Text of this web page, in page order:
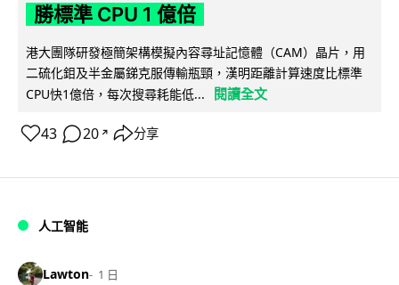
勝標準 CPU 1 億倍
港大團隊研發極簡架構模擬內容尋址記憶體（CAM）晶片，用
二硫化鉬及半金屬銻克服傳輸瓶頸，漢明距離計算速度比標準
CPU快1億倍，每次搜尋耗能低...
閱讀全文
43 20 ↗ 分享
人工智能
Lawton 1 日